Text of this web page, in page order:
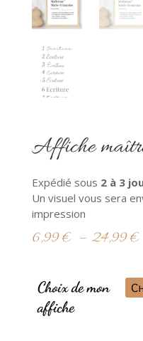
Affiche
Expédié sous 2à 3
Un visuel vous sera
impression
6,99€ – 24,99€
Choix de mon
affiche